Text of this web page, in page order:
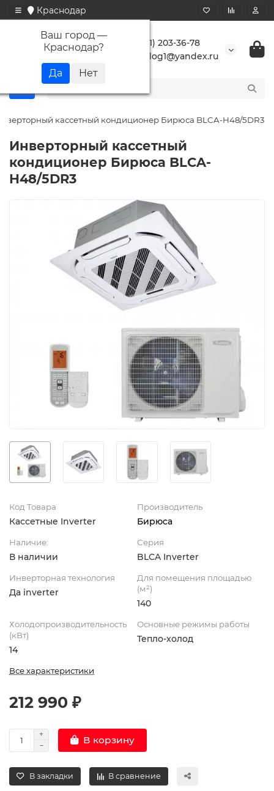
Краснодар
Ваш город —
Краснодар?
+7 (861) 203-36-78
buranlog1@yandex.ru
кассетный кондиционер Бирюса BLCA-H48/5DR3
Инверторный кассетный
кондиционер Бирюса BLCA-
H48/5DR3
Код Товара
Кассетные Inverter
Производитель
Бирюса
Наличие:
В наличии
Серия
BLCA Inverter
Инверторная технология
Да inverter
Для помещения площадью
(м²)
140
Холодопроизводительность
(кВт)
14
Основные режимы работы
Тепло-холод
Все характеристики
212 990 ₽
В корзину
В закладки В сравнение